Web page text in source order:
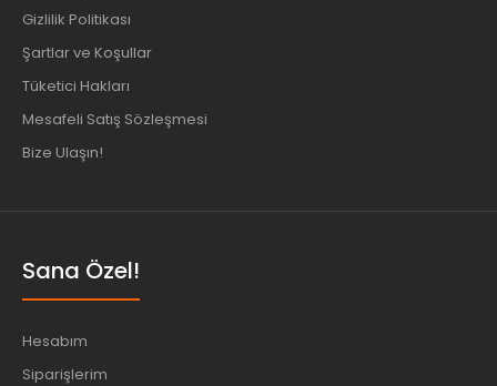
Gizlilik Politikası
Şartlar ve Koşullar
Tüketici Hakları
Mesafeli Satış Sözleşmesi
Bize Ulaşın!
Sana Özel!
Hesabım
Siparişlerim